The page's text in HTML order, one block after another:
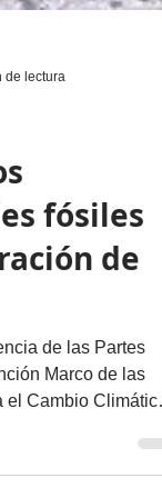
de lectura
fósiles
de
de las Partes
Marco de las